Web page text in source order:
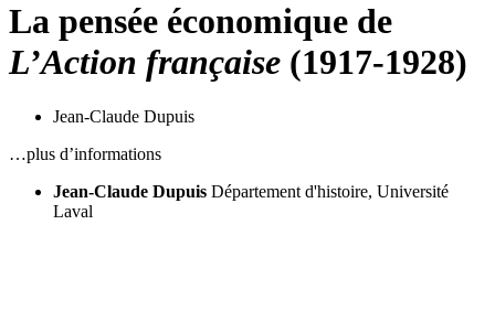
La pensée économique de
L’Action française (1917-1928)
Jean-Claude Dupuis
…plus d’informations
Jean-Claude Dupuis Département d'histoire, Université
Laval